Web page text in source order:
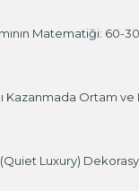
Matematiği: 60-
Kazanmada Ortam
Luxury)